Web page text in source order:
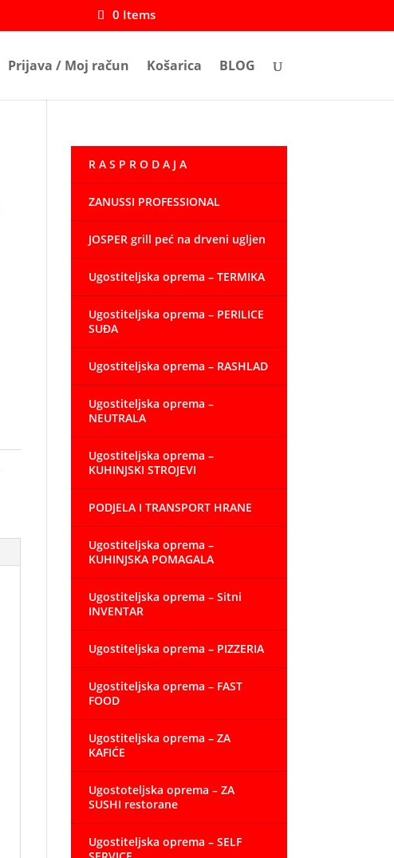
0 Items
Prijava / Moj račun Košarica BLOG
R A S P R O D A J A
ZANUSSI PROFESSIONAL
JOSPER grill peć na drveni ugljen
Ugostiteljska oprema – TERMIKA
Ugostiteljska oprema – PERILICE
SUĐA
Ugostiteljska oprema – RASHLAD
Ugostiteljska oprema –
NEUTRALA
Ugostiteljska oprema –
KUHINJSKI STROJEVI
PODJELA I TRANSPORT HRANE
Ugostiteljska oprema –
KUHINJSKA POMAGALA
Ugostiteljska oprema – Sitni
INVENTAR
Ugostiteljska oprema – PIZZERIA
Ugostiteljska oprema – FAST
FOOD
Ugostiteljska oprema – ZA
KAFIĆE
Ugostoteljska oprema – ZA
SUSHI restorane
Ugostiteljska oprema – SELF